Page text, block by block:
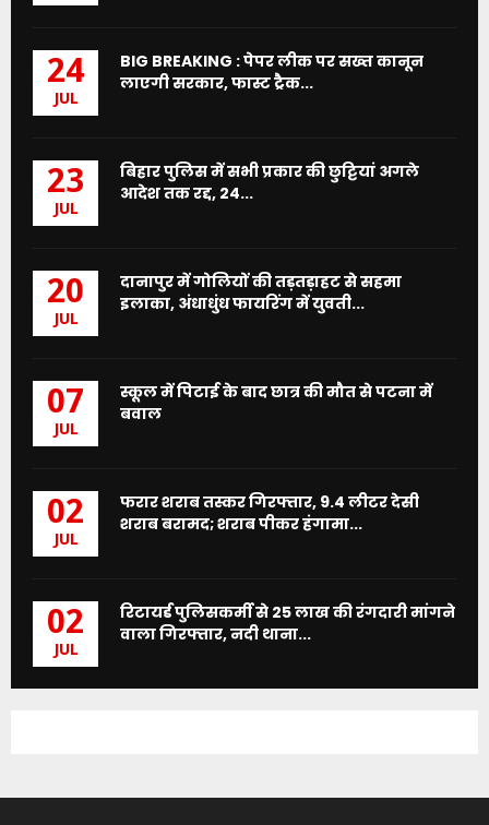
24
JUL
BIG BREAKING : पेपर लीक पर सख्त कानून
लाएगी सरकार, फास्ट ट्रैक...
23
JUL
बिहार पुलिस में सभी प्रकार की छुट्टियां अगले
आदेश तक रद्द, 24...
20
JUL
दानापुर में गोलियों की तड़तड़ाहट से सहमा
इलाका, अंधाधुंध फायरिंग में युवती...
07
JUL
स्कूल में पिटाई के बाद छात्र की मौत से पटना में
बवाल
02
JUL
फरार शराब तस्कर गिरफ्तार, 9.4 लीटर देसी
शराब बरामद; शराब पीकर हंगामा...
02
JUL
रिटायर्ड पुलिसकर्मी से 25 लाख की रंगदारी मांगने
वाला गिरफ्तार, नदी थाना...